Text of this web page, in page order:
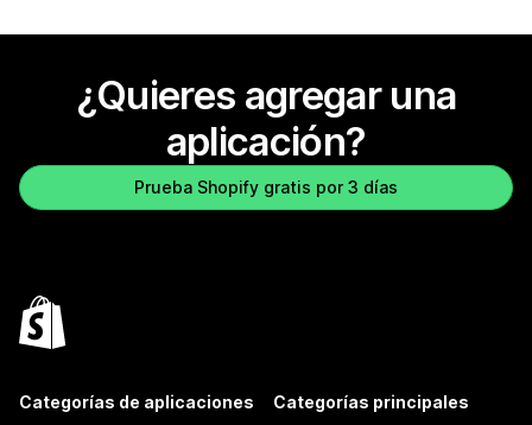
¿Quieres agregar una
aplicación?
Prueba Shopify gratis por 3 días
Categorías de aplicaciones Categorías principales